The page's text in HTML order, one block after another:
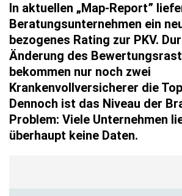
In aktuellen „Map-Report”
Beratungsunternehmen ein
bezogenes Rating zur PKV.
Änderung des
bekommen nur noch zwei
Krankenvollversicherer die
Dennoch ist das Niveau der
Problem: Viele Unternehmen
überhaupt keine Daten.